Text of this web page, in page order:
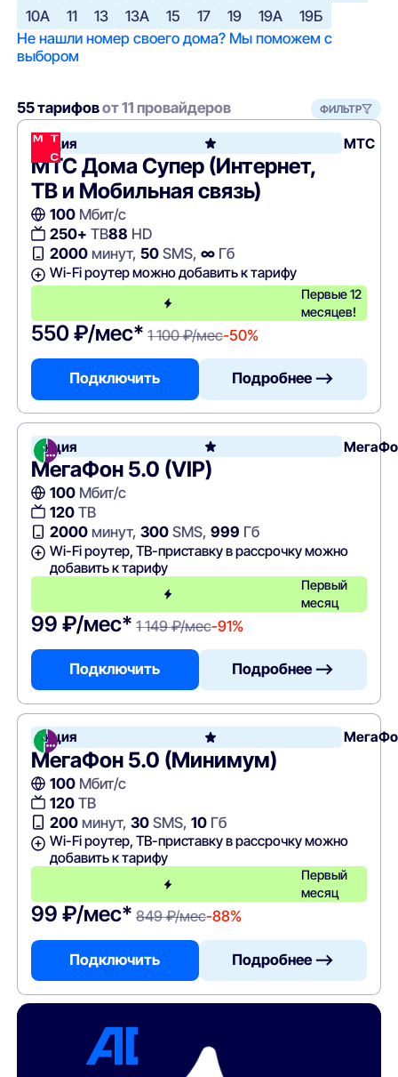
10А
11 13 13А 15 17 19 19А
19Б
Не нашли номер своего дома? Мы поможем с
выбором
55 тарифовот 11 провайдеров ФИЛЬТР
Акция МТС
МТС Дома Супер (Интернет,
ТВ и Мобильная связь)
100Мбит/с
250+ ТВ88 HD
2000минут, 50SMS, ∞Гб
Wi-Fi роутер можно добавить к тарифу
Первые 12
месяцев!
550 ₽/мес* 1 100 ₽/мес-50%
Подключить Подробнее —>
Акция
МегаФон 5.0 (VIP)
100Мбит/с
120ТВ
2000минут, 300SMS, 999 Гб
Wi-Fi роутер, ТВ-приставку в рассрочку можно
добавить к тарифу
Первый
месяц
99 ₽/мес* 1 149 ₽/мес-91%
Подключить Подробнее —>
Акция
МегаФон 5.0 (Минимум)
100Мбит/с
120ТВ
200минут, 30SMS, 10Гб
Wi-Fi роутер, ТВ-приставку в рассрочку можно
добавить к тарифу
Первый
месяц
99 ₽/мес* 849 ₽/мес-88%
Подключить Подробнее —>